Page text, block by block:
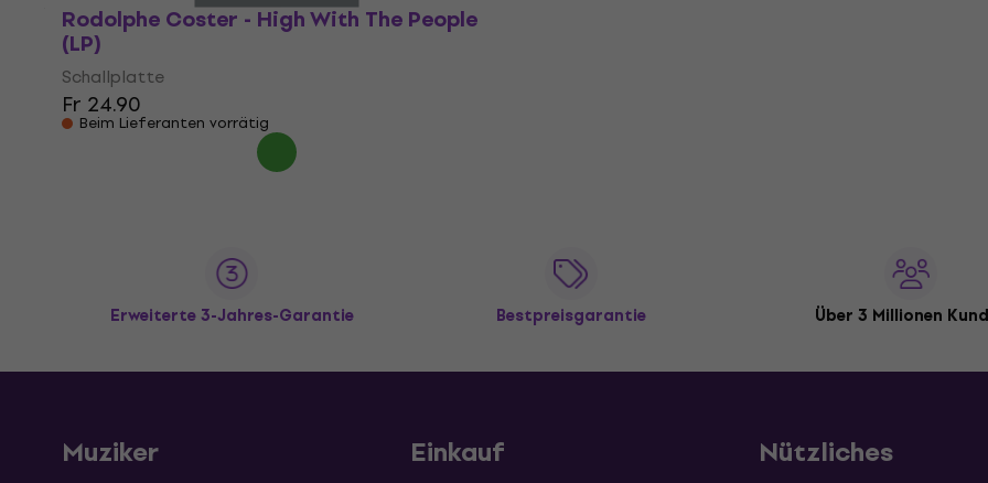
Rodolphe Coster - High With The People
(LP)
Schallplatte
Fr 24.90
Beim Lieferanten vorrätig
Erweiterte 3-Jahres-Garantie Bestpreisgarantie Über 3 Millionen
Muziker Einkauf Nützliches